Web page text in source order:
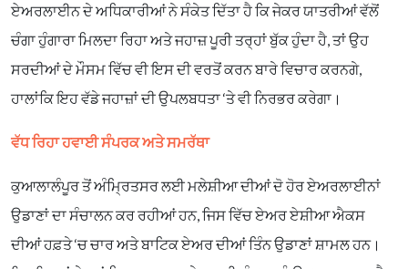
ਏਅਰਲਾਈਨ ਦੇ ਅਧਿਕਾਰੀਆਂ ਨੇ ਸੰਕੇਤ ਦਿੱਤਾ ਹੈ ਕਿ ਜੇਕਰ ਯਾਤਰੀਆਂ ਵੱਲੋਂ
ਚੰਗਾ ਹੁੰਗਾਰਾ ਮਿਲਦਾ ਰਿਹਾ ਅਤੇ ਜਹਾਜ਼ ਪੂਰੀ ਤਰ੍ਹਾਂ ਬੁੱਕ ਹੁੰਦਾ ਹੈ, ਤਾਂ ਉਹ
ਸਰਦੀਆਂ ਦੇ ਮੌਸਮ ਵਿੱਚ ਵੀ ਇਸ ਦੀ ਵਰਤੋਂ ਕਰਨ ਬਾਰੇ ਵਿਚਾਰ ਕਰਨਗੇ,
ਹਾਲਾਂਕਿ ਇਹ ਵੱਡੇ ਜਹਾਜ਼ਾਂ ਦੀ ਉਪਲਬਧਤਾ ‘ਤੇ ਵੀ ਨਿਰਭਰ ਕਰੇਗਾ।
ਵੱਧ ਰਿਹਾ ਹਵਾਈ ਸੰਪਰਕ ਅਤੇ ਸਮਰੱਥਾ
ਕੁਆਲਾਲੰਪੂਰ ਤੋਂ ਅੰਮ੍ਰਿਤਸਰ ਲਈ ਮਲੇਸ਼ੀਆ ਦੀਆਂ ਦੋ ਹੋਰ ਏਅਰਲਾਈਨਾਂ
ਉਡਾਣਾਂ ਦਾ ਸੰਚਾਲਨ ਕਰ ਰਹੀਆਂ ਹਨ, ਜਿਸ ਵਿੱਚ ਏਅਰ ਏਸ਼ੀਆ ਐਕਸ
ਦੀਆਂ ਹਫ਼ਤੇ ‘ਚ ਚਾਰ ਅਤੇ ਬਾਟਿਕ ਏਅਰ ਦੀਆਂ ਤਿੰਨ ਉਡਾਣਾਂ ਸ਼ਾਮਲ ਹਨ।